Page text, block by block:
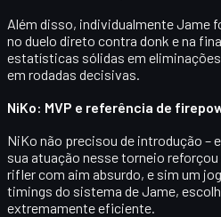
Além disso, individualmente Jame
no duelo direto contra donk e na
estatísticas sólidas em
em rodadas decisivas.
NiKo: MVP e referência de
NiKo não precisou de introdução –
sua atuação nesse torneio
rifler com aim absurdo, e sim um
timings do sistema de Jame,
extremamente eficiente.